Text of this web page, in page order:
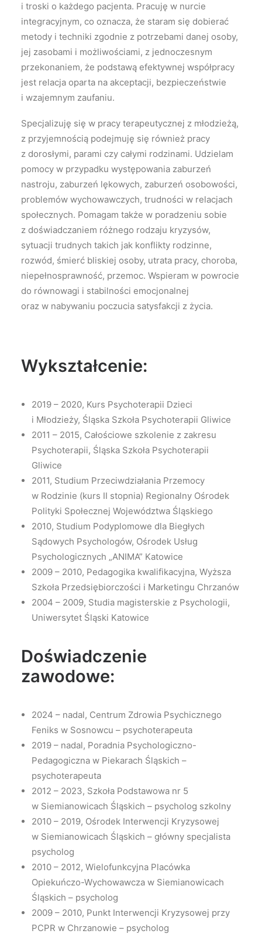
i troski o każdego pacjenta. Pracuję w nurcie
integracyjnym, co oznacza, że staram się dobierać
metody i techniki zgodnie z potrzebami danej osoby,
jej zasobami i możliwościami, z jednoczesnym
przekonaniem, że podstawą efektywnej współpracy
jest relacja oparta na akceptacji, bezpieczeństwie
i wzajemnym zaufaniu.
Specjalizuję się w pracy terapeutycznej z młodzieżą,
z przyjemnością podejmuję się również pracy
z dorosłymi, parami czy całymi rodzinami. Udzielam
pomocy w przypadku występowania zaburzeń
nastroju, zaburzeń lękowych, zaburzeń osobowości,
problemów wychowawczych, trudności w relacjach
społecznych. Pomagam także w poradzeniu sobie
z doświadczaniem różnego rodzaju kryzysów,
sytuacji trudnych takich jak konflikty rodzinne,
rozwód, śmierć bliskiej osoby, utrata pracy, choroba,
niepełnosprawność, przemoc. Wspieram w powrocie
do równowagi i stabilności emocjonalnej
oraz w nabywaniu poczucia satysfakcji z życia.
Wykształcenie:
2019 – 2020, Kurs Psychoterapii Dzieci
i Młodzieży, Śląska Szkoła Psychoterapii Gliwice
2011 – 2015, Całościowe szkolenie z zakresu
Psychoterapii, Śląska Szkoła Psychoterapii
Gliwice
2011, Studium Przeciwdziałania Przemocy
w Rodzinie (kurs II stopnia) Regionalny Ośrodek
Polityki Społecznej Województwa Śląskiego
2010, Studium Podyplomowe dla Biegłych
Sądowych Psychologów, Ośrodek Usług
Psychologicznych „ANIMA” Katowice
2009 – 2010, Pedagogika kwalifikacyjna, Wyższa
Szkoła Przedsiębiorczości i Marketingu Chrzanów
2004 – 2009, Studia magisterskie z Psychologii,
Uniwersytet Śląski Katowice
Doświadczenie
zawodowe:
2024 – nadal, Centrum Zdrowia Psychicznego
Feniks w Sosnowcu – psychoterapeuta
2019 – nadal, Poradnia Psychologiczno-
Pedagogiczna w Piekarach Śląskich –
psychoterapeuta
2012 – 2023, Szkoła Podstawowa nr 5
w Siemianowicach Śląskich – psycholog szkolny
2010 – 2019, Ośrodek Interwencji Kryzysowej
w Siemianowicach Śląskich – główny specjalista
psycholog
2010 – 2012, Wielofunkcyjna Placówka
Opiekuńczo-Wychowawcza w Siemianowicach
Śląskich – psycholog
2009 – 2010, Punkt Interwencji Kryzysowej przy
PCPR w Chrzanowie – psycholog